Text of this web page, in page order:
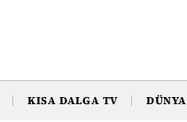
KISA DALGA TV DÜNYA